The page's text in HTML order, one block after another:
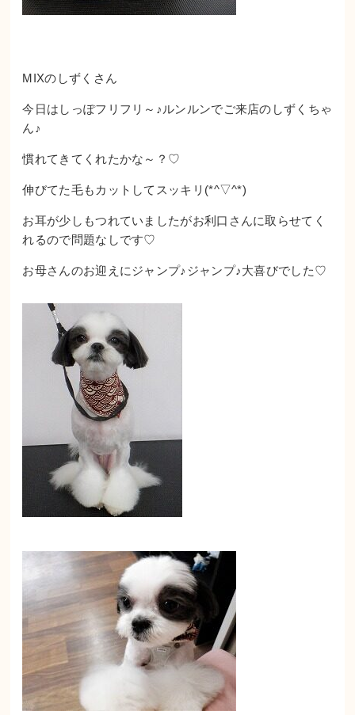
MIXのしずくさん
今日はしっぽフリフリ～♪ルンルンでご来店のしずくちゃ
ん♪
慣れてきてくれたかな～？♡
伸びてた毛もカットしてスッキリ(*^▽^*)
お耳が少しもつれていましたがお利口さんに取らせてく
れるので問題なしです♡
お母さんのお迎えにジャンプ♪ジャンプ♪大喜びでした♡